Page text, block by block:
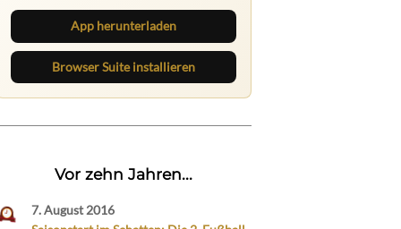
App herunterladen
Browser Suite installieren
Vor zehn Jahren...
7. August 2016